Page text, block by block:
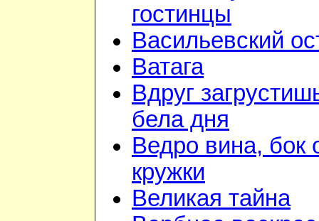
гостинцы
Васильевский
Ватага
Вдруг
бела дня
Ведро вина, бок
кружки
Великая тайна